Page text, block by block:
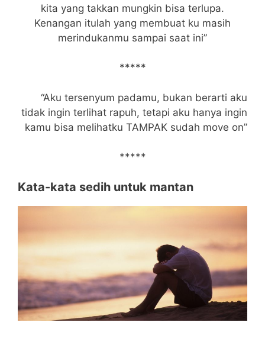
kita yang takkan mungkin bisa terlupa.
Kenangan itulah yang membuat ku masih
merindukanmu sampai saat ini”
*****
“Aku tersenyum padamu, bukan berarti aku
tidak ingin terlihat rapuh, tetapi aku hanya ingin
kamu bisa melihatku TAMPAK sudah move on”
*****
Kata-kata sedih untuk mantan